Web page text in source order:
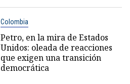
Colombia
Petro, en la mira de Estados
Unidos: oleada de reacciones
que exigen una transición
democrática